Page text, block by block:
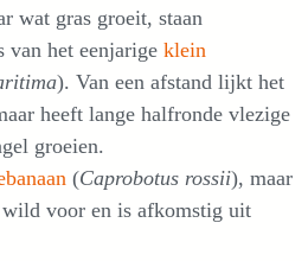
wat gras groeit, staan
van het eenjarige klein
). Van een afstand lijkt het
heeft lange halfronde vlezige
groeien.
(Caprobotus rossii), maar
voor en is afkomstig uit